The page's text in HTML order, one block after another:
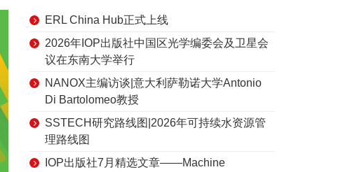
ERL China Hub正式上线
2026年IOP出版社中国区光学编委会及卫星会
议在东南大学举行
NANOX主编访谈|意大利萨勒诺大学Antonio
Di Bartolomeo教授
SSTECH研究路线图|2026年可持续水资源管
理路线图
IOP出版社7月精选文章——Machine